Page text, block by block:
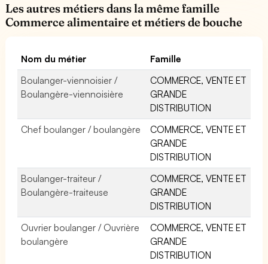
Les autres métiers dans la même famille
Commerce alimentaire et métiers de bouche
Nom du métier
Famille
Boulanger-viennoisier /
Boulangère-viennoisière
COMMERCE, VENTE ET
GRANDE
DISTRIBUTION
Chef boulanger / boulangère
COMMERCE, VENTE ET
GRANDE
DISTRIBUTION
Boulanger-traiteur /
Boulangère-traiteuse
COMMERCE, VENTE ET
GRANDE
DISTRIBUTION
Ouvrier boulanger / Ouvrière
boulangère
COMMERCE, VENTE ET
GRANDE
DISTRIBUTION